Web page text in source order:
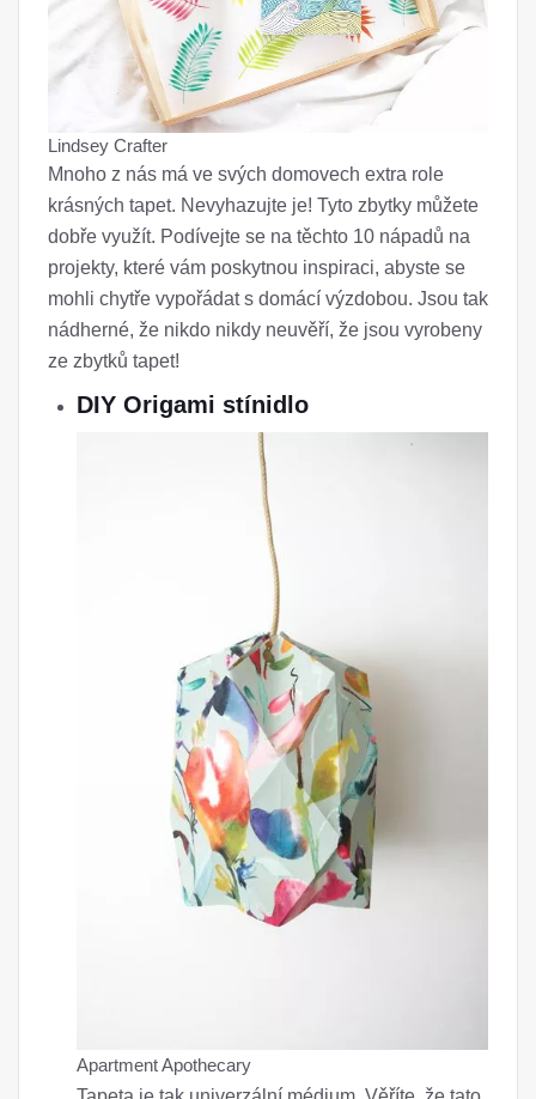
Lindsey Crafter
Mnoho z nás má ve svých domovech extra role
krásných tapet. Nevyhazujte je! Tyto zbytky můžete
dobře využít. Podívejte se na těchto 10 nápadů na
projekty, které vám poskytnou inspiraci, abyste se
mohli chytře vypořádat s domácí výzdobou. Jsou tak
nádherné, že nikdo nikdy neuvěří, že jsou vyrobeny
ze zbytků tapet!
DIY Origami stínidlo
Apartment Apothecary